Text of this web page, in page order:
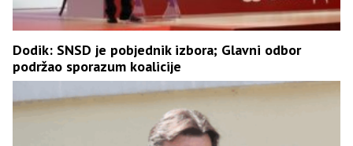
Dodik: SNSD je pobjednik izbora; Glavni odbor
podržao sporazum koalicije